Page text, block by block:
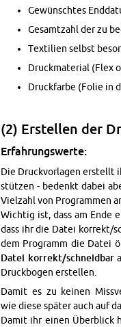
Ge­wünsch­tes
Ge­samt­zahl der zu
Tex­ti­li­en selbst
Druck­ma­te­ri­al (Flex
Druck­far­be (Folie in
(2) Er­stel­len der
Er­fah­rungs­wer­te:
Die Druck­vor­la­gen er­stellt
stüt­zen - be­denkt dabei
Viel­zahl von Pro­gram­men
Wich­tig ist, dass am Ende
dass ihr die Datei kor­rekt/
dem Pro­gramm die Datei
Datei kor­rekt/schneid­bar
Druck­bo­gen er­stel­len.
Damit es zu kei­nen
wie diese spä­ter auch auf
Damit ihr einen Über­blick